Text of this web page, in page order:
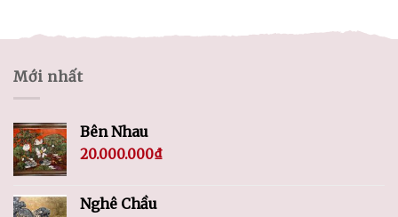
Mới nhất
Bên Nhau
20.000.000₫
Nghê Chầu